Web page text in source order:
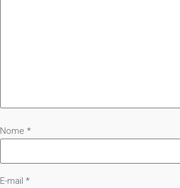
Nome *
E-mail *